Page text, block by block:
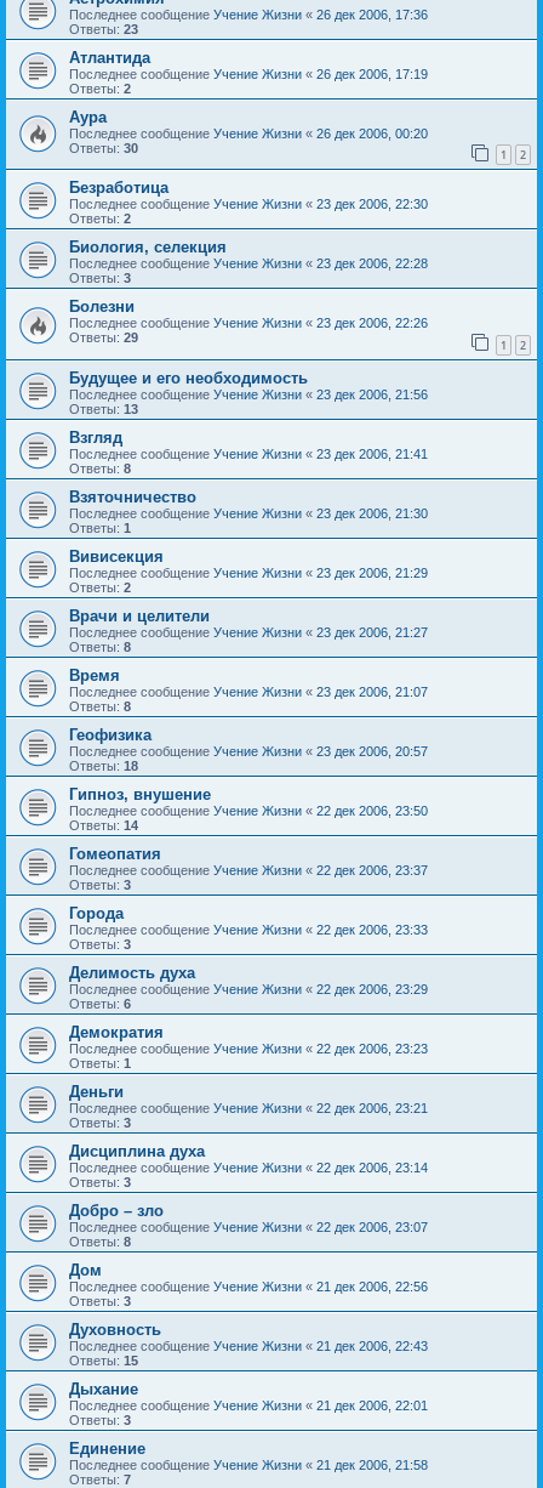
Последнее сообщение Учение Жизни « 26 дек 2006, 17:36
Ответы: 23
Атлантида
Последнее сообщение Учение Жизни « 26 дек 2006, 17:19
Ответы: 2
Аура
Последнее сообщение Учение Жизни « 26 дек 2006, 00:20
Ответы: 30 1 2
Безработица
Последнее сообщение Учение Жизни « 23 дек 2006, 22:30
Ответы: 2
Биология, селекция
Последнее сообщение Учение Жизни « 23 дек 2006, 22:28
Ответы: 3
Болезни
Последнее сообщение Учение Жизни « 23 дек 2006, 22:26
Ответы: 29 1 2
Будущее и его необходимость
Последнее сообщение Учение Жизни « 23 дек 2006, 21:56
Ответы: 13
Взгляд
Последнее сообщение Учение Жизни « 23 дек 2006, 21:41
Ответы: 8
Взяточничество
Последнее сообщение Учение Жизни « 23 дек 2006, 21:30
Ответы: 1
Вивисекция
Последнее сообщение Учение Жизни « 23 дек 2006, 21:29
Ответы: 2
Врачи и целители
Последнее сообщение Учение Жизни « 23 дек 2006, 21:27
Ответы: 8
Время
Последнее сообщение Учение Жизни « 23 дек 2006, 21:07
Ответы: 8
Геофизика
Последнее сообщение Учение Жизни « 23 дек 2006, 20:57
Ответы: 18
Гипноз, внушение
Последнее сообщение Учение Жизни « 22 дек 2006, 23:50
Ответы: 14
Гомеопатия
Последнее сообщение Учение Жизни « 22 дек 2006, 23:37
Ответы: 3
Города
Последнее сообщение Учение Жизни « 22 дек 2006, 23:33
Ответы: 3
Делимость духа
Последнее сообщение Учение Жизни « 22 дек 2006, 23:29
Ответы: 6
Демократия
Последнее сообщение Учение Жизни « 22 дек 2006, 23:23
Ответы: 1
Деньги
Последнее сообщение Учение Жизни « 22 дек 2006, 23:21
Ответы: 3
Дисциплина духа
Последнее сообщение Учение Жизни « 22 дек 2006, 23:14
Ответы: 3
Добро – зло
Последнее сообщение Учение Жизни « 22 дек 2006, 23:07
Ответы: 8
Дом
Последнее сообщение Учение Жизни « 21 дек 2006, 22:56
Ответы: 3
Духовность
Последнее сообщение Учение Жизни « 21 дек 2006, 22:43
Ответы: 15
Дыхание
Последнее сообщение Учение Жизни « 21 дек 2006, 22:01
Ответы: 3
Единение
Последнее сообщение Учение Жизни « 21 дек 2006, 21:58
Ответы: 7